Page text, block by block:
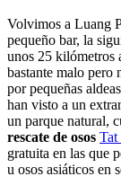
Volvimos a Luang
pequeño bar, la
unos 25 kilómetros
bastante malo pero
por pequeñas
han visto a un
un parque natural,
rescate de osos Tat
gratuita en las que
u osos asiáticos en